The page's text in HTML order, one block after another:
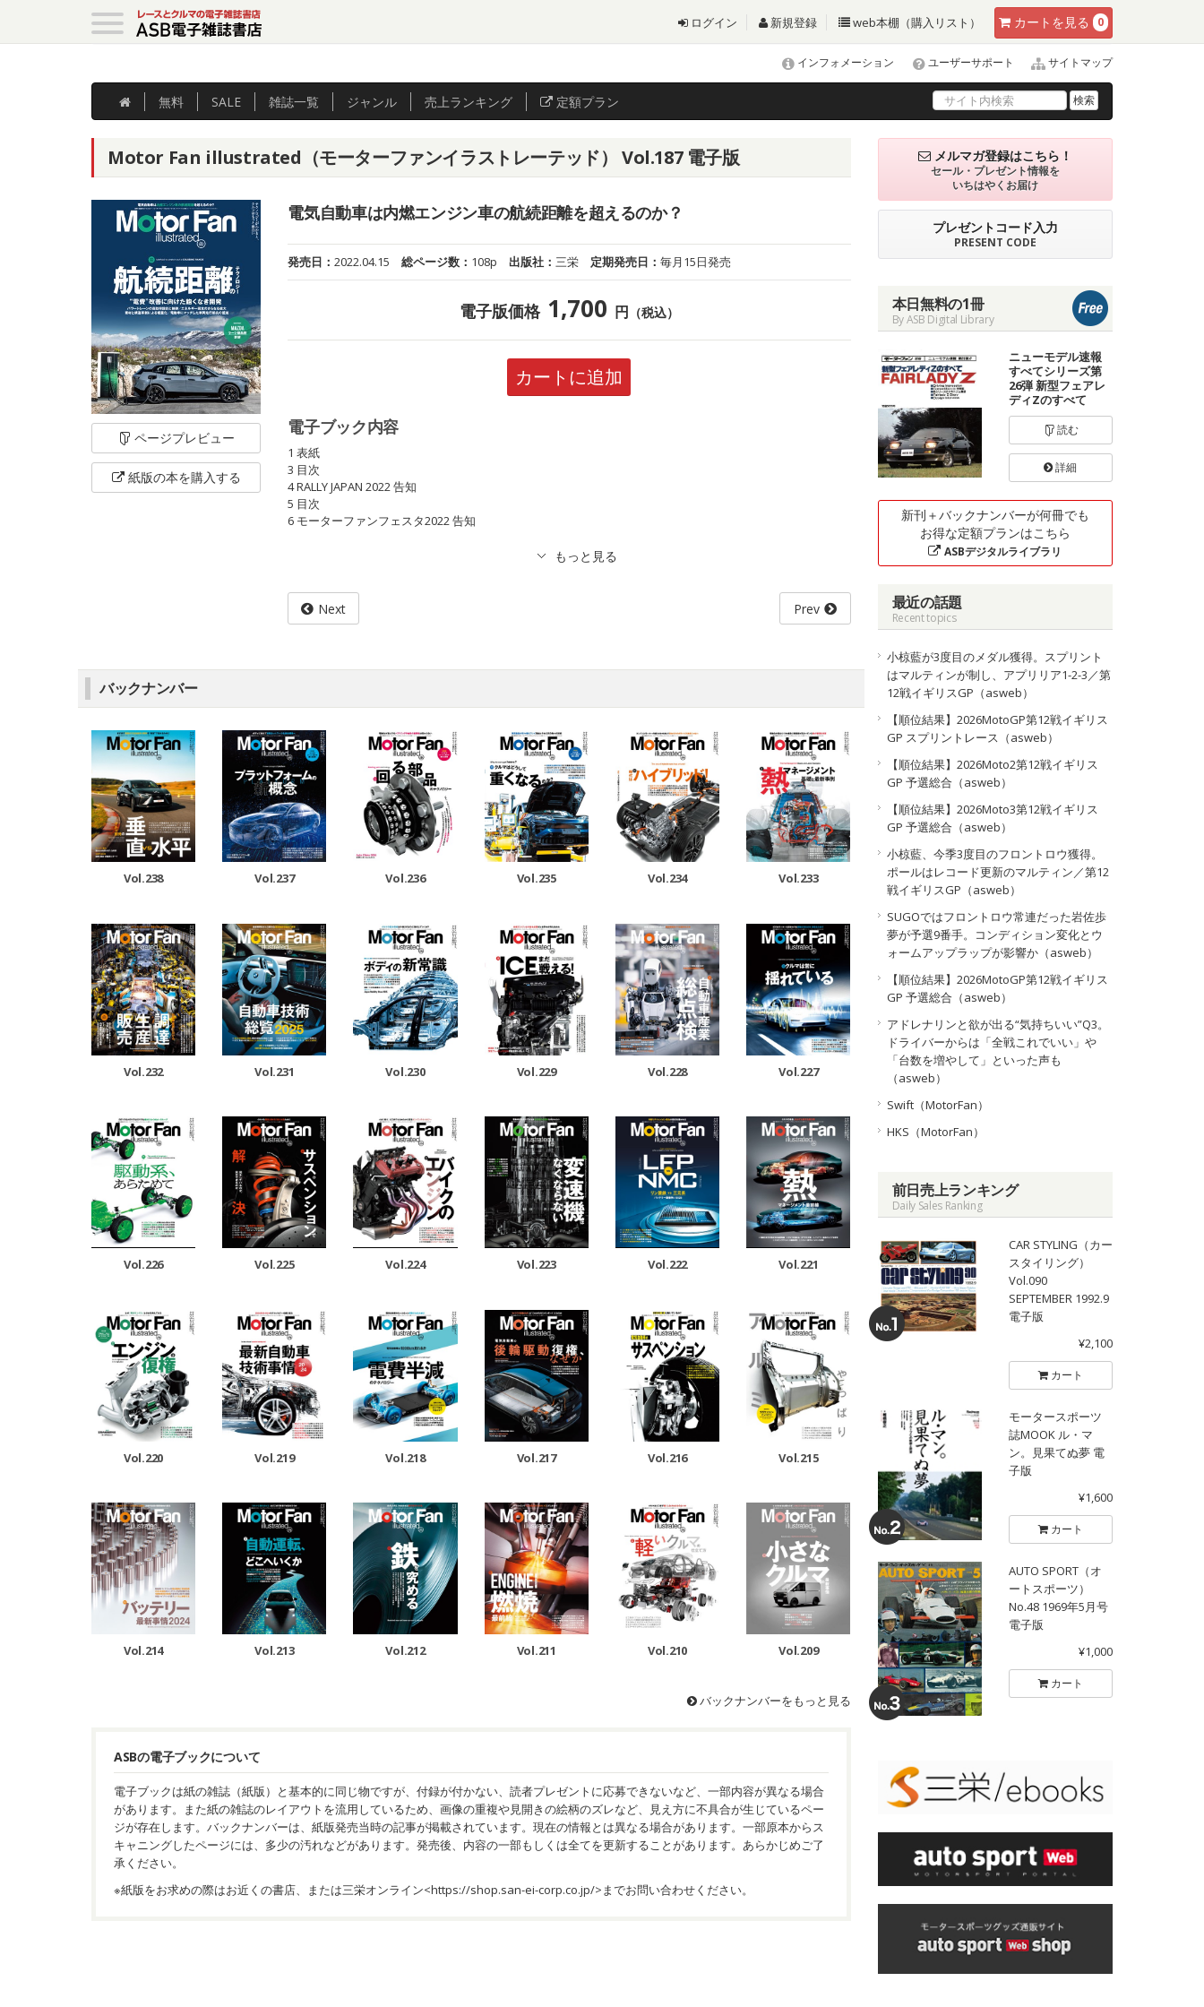
カート を見る 0
ログイン 新規登録 web本棚（購入リスト）
インフォメーション ユーザーサポート サイトマップ
無料 SALE 雑誌一覧 ジャンル 売上ランキング 定額プラン 検索
Motor Fan illustrated（モーターファンイラストレーテッド） Vol.187 電子版
ページプレビュー
紙版の本を購入する
電気自動車は内燃エンジン車の航続距離を超えるのか？
発売日：2022.04.15 総ページ数： 108p 出版社：三栄 定期発売日：毎月15日発売
電子版価格 1,700 円 （税込）
カートに追加
電子ブック内容
1 表紙
3 目次
4 RALLY JAPAN 2022 告知
5 目次
6 モーターファンフェスタ2022 告知
Next Prev
バックナンバー
Vol.238 Vol.237 Vol.236 Vol.235 Vol.234 Vol.233
Vol.232 Vol.231 Vol.230 Vol.229 Vol.228 Vol.227
Vol.226 Vol.225 Vol.224 Vol.223 Vol.222 Vol.221
Vol.220 Vol.219 Vol.218 Vol.217 Vol.216 Vol.215
Vol.214 Vol.213 Vol.212 Vol.211 Vol.210 Vol.209
バックナンバーをもっと見る
ASBの電子ブックについて
電子ブックは紙の雑誌（紙版）と基本的に同じ物ですが、付録が付かない、読者プレゼントに応募できないなど、一部内容が異なる場合
があります。また紙の雑誌のレイアウトを流用しているため、画像の重複や見開きの絵柄のズレなど、見え方に不具合が生じているペー
ジが存在します。バックナンバーは、紙版発売当時の記事が掲載されています。現在の情報とは異なる場合があります。一部原本からス
キャニングしたページには、多少の汚れなどがあります。発売後、内容の一部もしくは全てを更新することがあります。あらかじめご了
承ください。
※紙版をお求めの際はお近くの書店、または三栄オンライン<https://shop.san-ei-corp.co.jp/>までお問い合わせください。
メルマガ登録はこちら！
セール・プレゼント情報を
いちはやくお届け
プレゼントコード入力
PRESENT CODE
本日無料の1冊
By ASB Digital Library
ニューモデル速報
すべてシリーズ第
26弾 新型フェアレ
ディZのすべて
読む
詳細
新刊＋バックナンバーが何冊でも
お得な定額プランはこちら
ASBデジタルライブラリ
最近の話題
Recent topics
小椋藍が3度目のメダル獲得。スプリント
はマルティンが制し、アプリリア1-2-3／第
12戦イギリスGP（asweb）
【順位結果】2026MotoGP第12戦イギリス
GP スプリントレース（asweb）
【順位結果】2026Moto2第12戦イギリス
GP 予選総合（asweb）
【順位結果】2026Moto3第12戦イギリス
GP 予選総合（asweb）
小椋藍、今季3度目のフロントロウ獲得。
ポールはレコード更新のマルティン／第12
戦イギリスGP（asweb）
SUGOではフロントロウ常連だった岩佐歩
夢が予選9番手。コンディション変化とウ
ォームアップラップが影響か（asweb）
【順位結果】2026MotoGP第12戦イギリス
GP 予選総合（asweb）
アドレナリンと欲が出る“気持ちいい”Q3。
ドライバーからは「全戦これでいい」や
「台数を増やして」といった声も
（asweb）
Swift（MotorFan）
HKS（MotorFan）
前日売上ランキング
Daily Sales Ranking
CAR STYLING（カー
スタイリング）
Vol.090
SEPTEMBER 1992.9
電子版
¥2,100
カート
モータースポーツ
誌MOOK ル・マ
ン。見果てぬ夢 電
子版
¥1,600
カート
AUTO SPORT（オ
ートスポーツ）
No.48 1969年5月号
電子版
¥1,000
カート